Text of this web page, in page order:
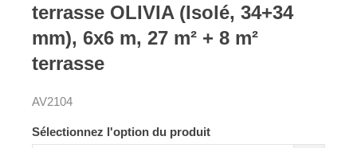
terrasse OLIVIA (Isolé, 34+34
mm), 6x6 m, 27 m² + 8 m²
terrasse
AV2104
Sélectionnez l'option du produit